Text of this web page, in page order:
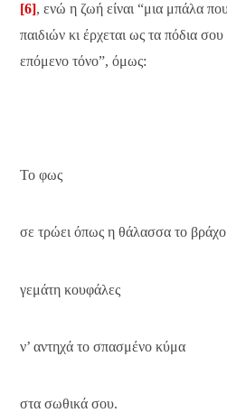
[6], ενώ η ζωή είναι “μια μπάλα
παιδιών κι έρχεται ως τα πόδια
επόμενο τόνο”, όμως:
Το φως
σε τρώει όπως η θάλασσα το βράχο
γεμάτη κουφάλες
ν’ αντηχά το σπασμένο κύμα
στα σωθικά σου.